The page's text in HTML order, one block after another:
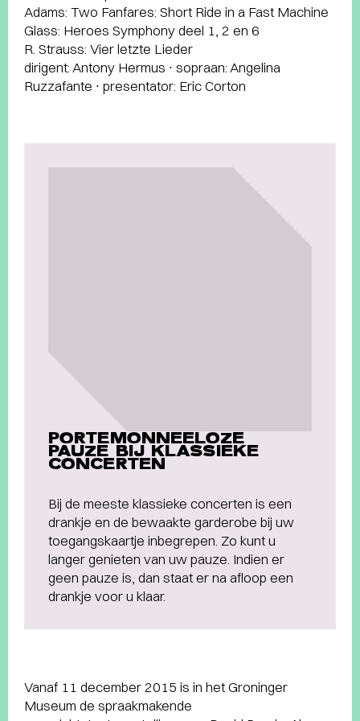
Adams: Two Fanfares: Short Ride in a Fast Machine
Glass: Heroes Symphony deel 1, 2 en 6
R. Strauss: Vier letzte Lieder
dirigent: Antony Hermus ∙ sopraan: Angelina
Ruzzafante ∙ presentator: Eric Corton
PORTEMONNEELOZE
PAUZE BIJ KLASSIEKE
CONCERTEN
Bij de meeste klassieke concerten is een
drankje en de bewaakte garderobe bij uw
toegangskaartje inbegrepen. Zo kunt u
langer genieten van uw pauze. Indien er
geen pauze is, dan staat er na afloop een
drankje voor u klaar.
Vanaf 11 december 2015 is in het Groninger
Museum de spraakmakende